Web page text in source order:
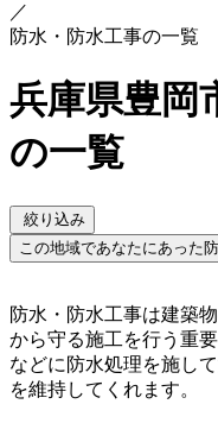
／
防水・防水工事の一覧
兵庫県豊岡
の一覧
絞り込み
この地域であなたにあった
防水・防水工事は建築
から守る施工を行う重
などに防水処理を施し
を維持してくれます。